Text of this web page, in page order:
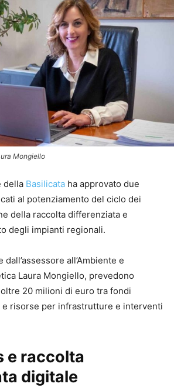
Mongiello
della Basilicata ha approvato due
al potenziamento del ciclo dei
della raccolta differenziata e
degli impianti regionali.
all’Ambiente e
Laura Mongiello, prevedono
20 milioni di euro tra fondi
e risorse per infrastrutture e interventi
e raccolta
digitale